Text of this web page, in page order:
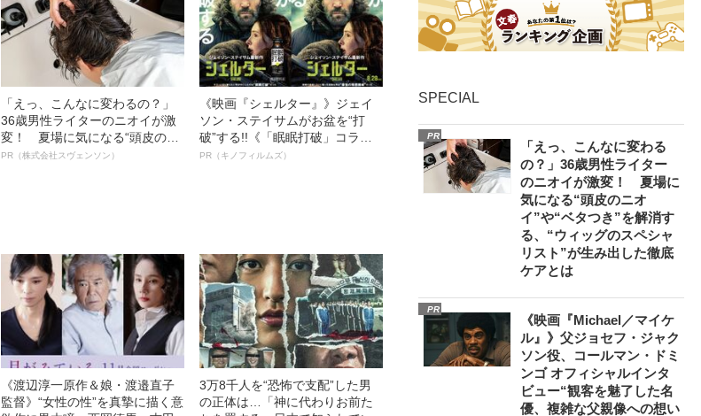
「えっ、こんなに変わるの？」
36歳男性ライターのニオイが激
変！ 夏場に気になる“頭皮のニ
オイ”や“ベタつき”を解消す
PR（株式会社スヴェンソン）
《映画『シェルター』》ジェイ
ソン・ステイサムがお盆を“打
破”する!!《「眠眠打破」コラ
ボ》
PR（キノフィルムズ）
《渡辺淳一原作＆娘・渡邉直子
監督》“女性の性”を真摯に描く意
3万8千人を“恐怖で支配”した男
の正体は…「神に代わりお前た
SPECIAL
PR
「えっ、こんなに変わる
の？」36歳男性ライター
のニオイが激変！ 夏場に
気になる“頭皮のニオ
イ”や“ベタつき”を解消す
る、“ウィッグのスペシャ
リスト”が生み出した徹底
ケアとは
PR
《映画『Michael／マイケ
ル』》父ジョセフ・ジャク
ソン役、コールマン・ドミ
ンゴ オフィシャルインタ
ビュー“観客を魅了した名
優、複雑な父親像への想い